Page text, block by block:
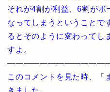
それが4割が利益、6割がボ
なってしまうということで
るとそのように変わってし
すよ。
このコメントを見た時、「
きました。